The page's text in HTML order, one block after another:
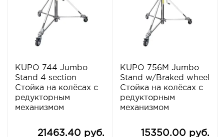
KUPO 744 Jumbo
Stand 4 section
Стойка на колёсах с
редукторным
механизмом
21463.40 руб.
KUPO 756M Jumbo
Stand w/Braked wheel
Стойка на колёсах с
редукторным
механизмом
15350.00 руб.